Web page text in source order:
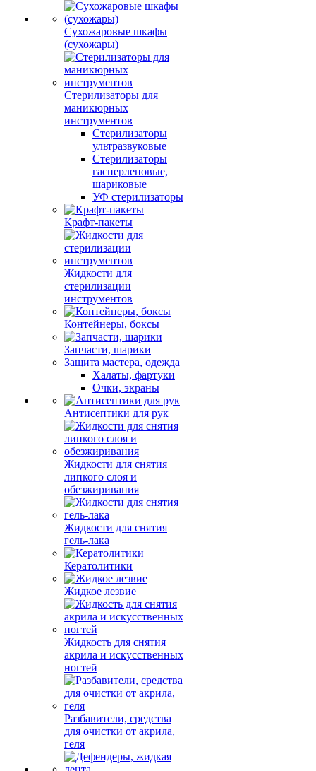
Сухожаровые шкафы
(сухожары)
Стерилизаторы для
маникюрных
инструментов
Стерилизаторы
ультразвуковые
Стерилизаторы
гасперленовые,
шариковые
УФ стерилизаторы
Крафт-пакеты
Жидкости для
стерилизации
инструментов
Контейнеры, боксы
Запчасти, шарики
Защита мастера, одежда
Халаты, фартуки
Очки, экраны
Антисептики для рук
Жидкости для снятия
липкого слоя и
обезжиривания
Жидкости для снятия
гель-лака
Кератолитики
Жидкое лезвие
Жидкость для снятия
акрила и искусственных
ногтей
Разбавители, средства
для очистки от акрила,
геля